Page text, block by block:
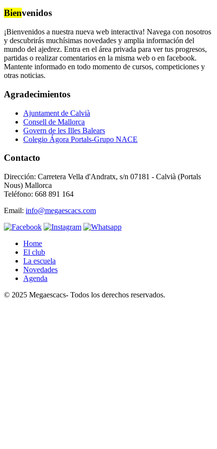
Bienvenidos
¡Bienvenidos a nuestra nueva web interactiva! Navega con nosotros
y descubrirás muchísimas novedades y amplia información del
mundo del ajedrez. Entra en el área privada para ver tus progresos,
partidas o realizar comentarios en la misma web o en facebook.
Mantente informado en todo momento de cursos, competiciones y
otras noticias.
Agradecimientos
Ajuntament de Calvià
Consell de Mallorca
Govern de les Illes Balears
Colegio Ágora Portals-Grupo NACE
Contacto
Dirección: Carretera Vella d'Andratx, s/n 07181 - Calvià (Portals
Nous) Mallorca
Teléfono: 668 891 164
Email: info@megaescacs.com
Home
El club
La escuela
Novedades
Agenda
© 2025 Megaescacs- Todos los derechos reservados.